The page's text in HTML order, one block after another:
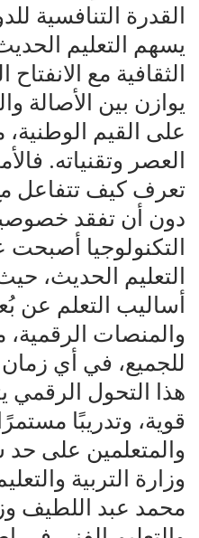
القدرة التنافسية
يسهم التعليم
الثقافية مع
يوازن بين الأصالة
على القيم
العصر وتقنياته.
تعرف كيف تتفاعل
دون أن تفقد
التكنولوجيا
التعليم الحديث،
أساليب التعلم عن
والمنصات الرقمية،
للجميع، في أي
هذا التحول الرقمي
قوية، وتدريبًا
والمتعلمين على حد
وزارة التربية
محمد عبد اللطيف